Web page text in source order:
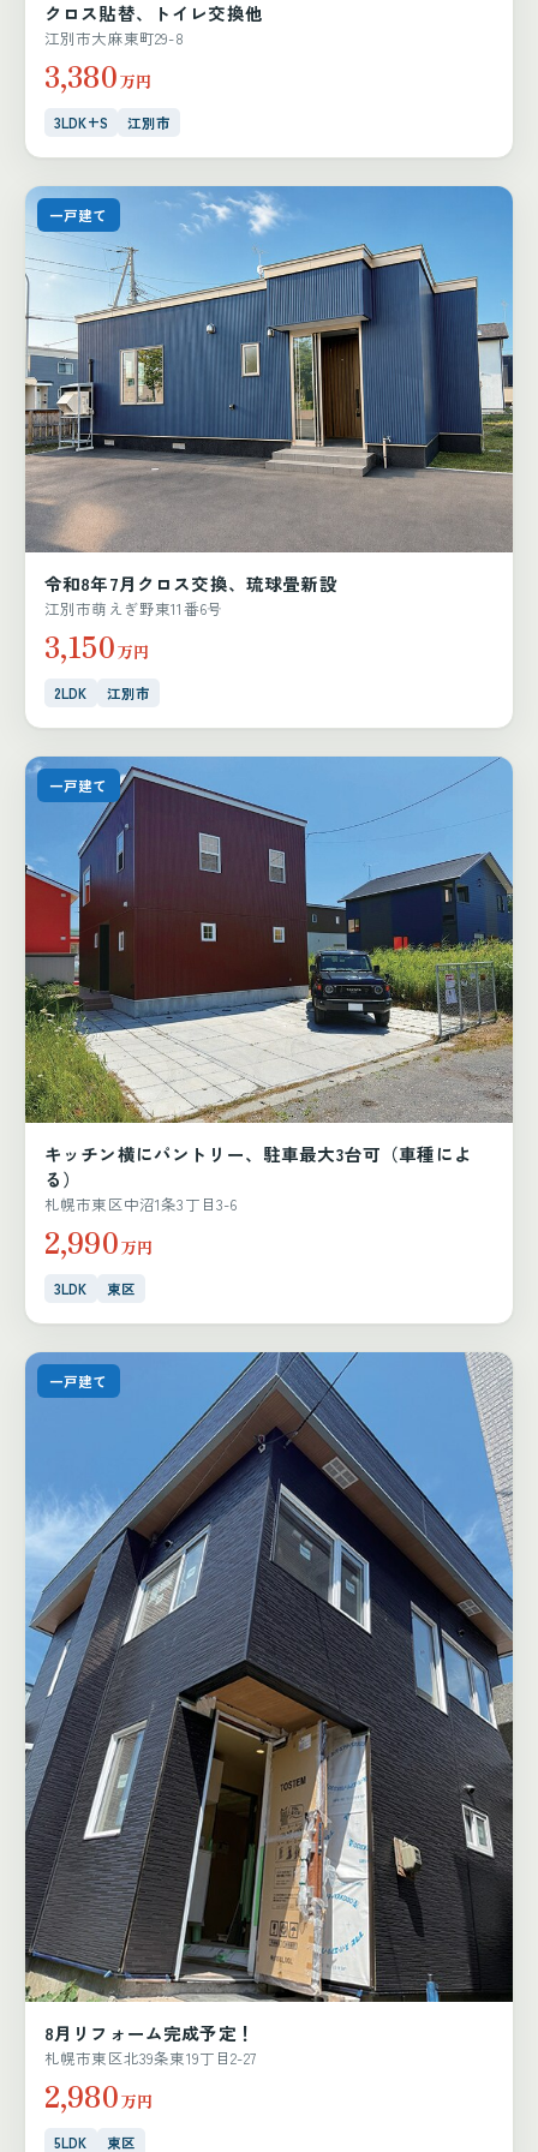
クロス貼替、トイレ交換他
江別市大麻東町29-8
3,380万円
3LDK+S 江別市
一戸建て
令和8年7月クロス交換、琉球畳新設
江別市萌えぎ野東11番6号
3,150万円
2LDK 江別市
一戸建て
キッチン横にパントリー、駐車最大3台可（車種によ
る）
札幌市東区中沼1条3丁目3-6
2,990万円
3LDK 東区
一戸建て
8月リフォーム完成予定！
札幌市東区北39条東19丁目2-27
2,980万円
5LDK 東区